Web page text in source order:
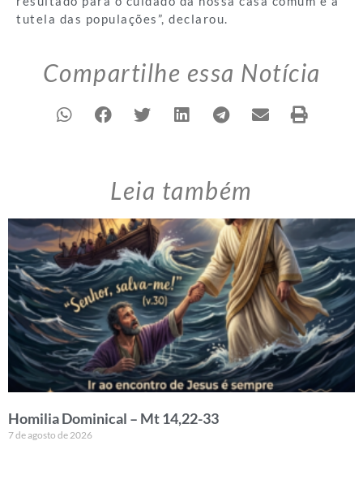
tutela das populações”, declarou.
Compartilhe essa Notícia
Leia também
Homilia Dominical – Mt 14,22-33
7 de agosto de 2026